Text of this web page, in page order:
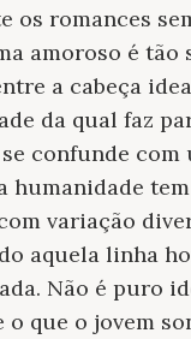
os romances
amoroso é tão
a cabeça
da qual faz
confunde com
humanidade tem
variação
aquela linha
Não é puro
que o jovem